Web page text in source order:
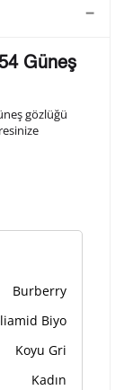
Vazgeç
Güneş
gözlüğü
Burberry
Biyo
Koyu Gri
Kadın